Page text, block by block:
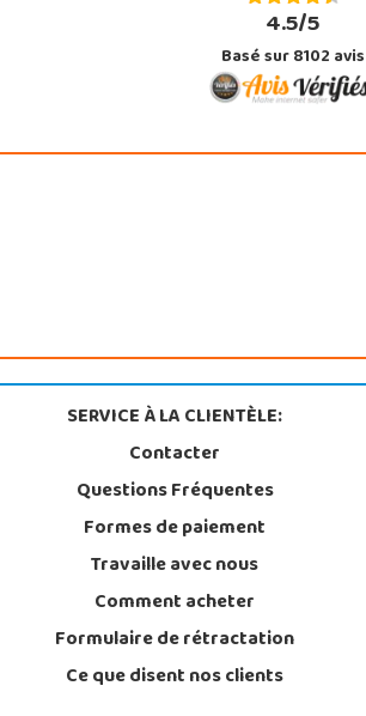
4.5/5
Basé sur 8102 avis
SERVICE À LA CLIENTÈLE:
Contacter
Questions Fréquentes
Formes de paiement
Travaille avec nous
Comment acheter
Formulaire de rétractation
Ce que disent nos clients